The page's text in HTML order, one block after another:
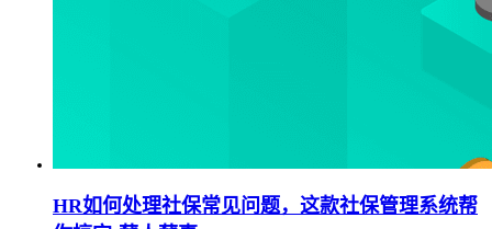
HR如何处理社保常见问题，这款社保管理系统帮